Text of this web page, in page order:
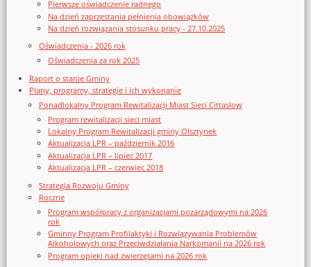
Pierwsze oświadczenie radnego
Na dzień zaprzestania pełnienia obowiązków
Na dzień rozwiązania stosunku pracy - 27.10.2025
Oświadczenia - 2026 rok
Oświadczenia za rok 2025
Raport o stanie Gminy
Plany, programy, strategie i ich wykonanie
Ponadlokalny Program Rewitalizacji Miast Sieci Cittaslow
Program rewitalizacji sieci miast
Lokalny Program Rewitalizacji gminy Olsztynek
Aktualizacja LPR – październik 2016
Aktualizacja LPR – lipiec 2017
Aktualizacja LPR – czerwiec 2018
Strategia Rozwoju Gminy
Roczne
Program współpracy z organizacjami pozarządowymi na 2026
rok
Gminny Program Profilaktyki i Rozwiązywania Problemów
Alkoholowych oraz Przeciwdziałania Narkomanii na 2026 rok
Program opieki nad zwierzętami na 2026 rok